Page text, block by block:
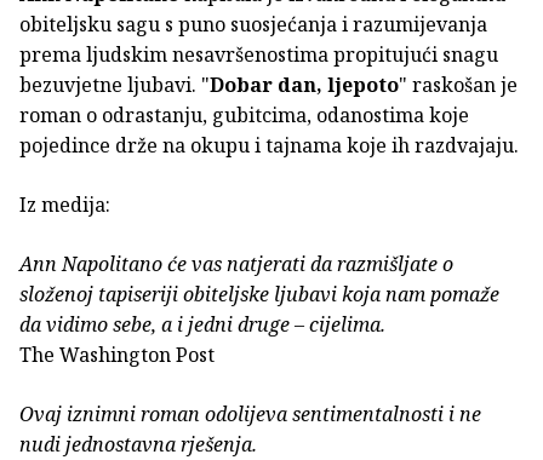
obiteljsku sagu s puno suosjećanja i razumijevanja
prema ljudskim nesavršenostima propitujući snagu
bezuvjetne ljubavi. "Dobar dan, ljepoto" raskošan je
roman o odrastanju, gubitcima, odanostima koje
pojedince drže na okupu i tajnama koje ih razdvajaju.
Iz medija:
Ann Napolitano će vas natjerati da razmišljate o
složenoj tapiseriji obiteljske ljubavi koja nam pomaže
da vidimo sebe, a i jedni druge – cijelima.
The Washington Post
Ovaj iznimni roman odolijeva sentimentalnosti i ne
nudi jednostavna rješenja.